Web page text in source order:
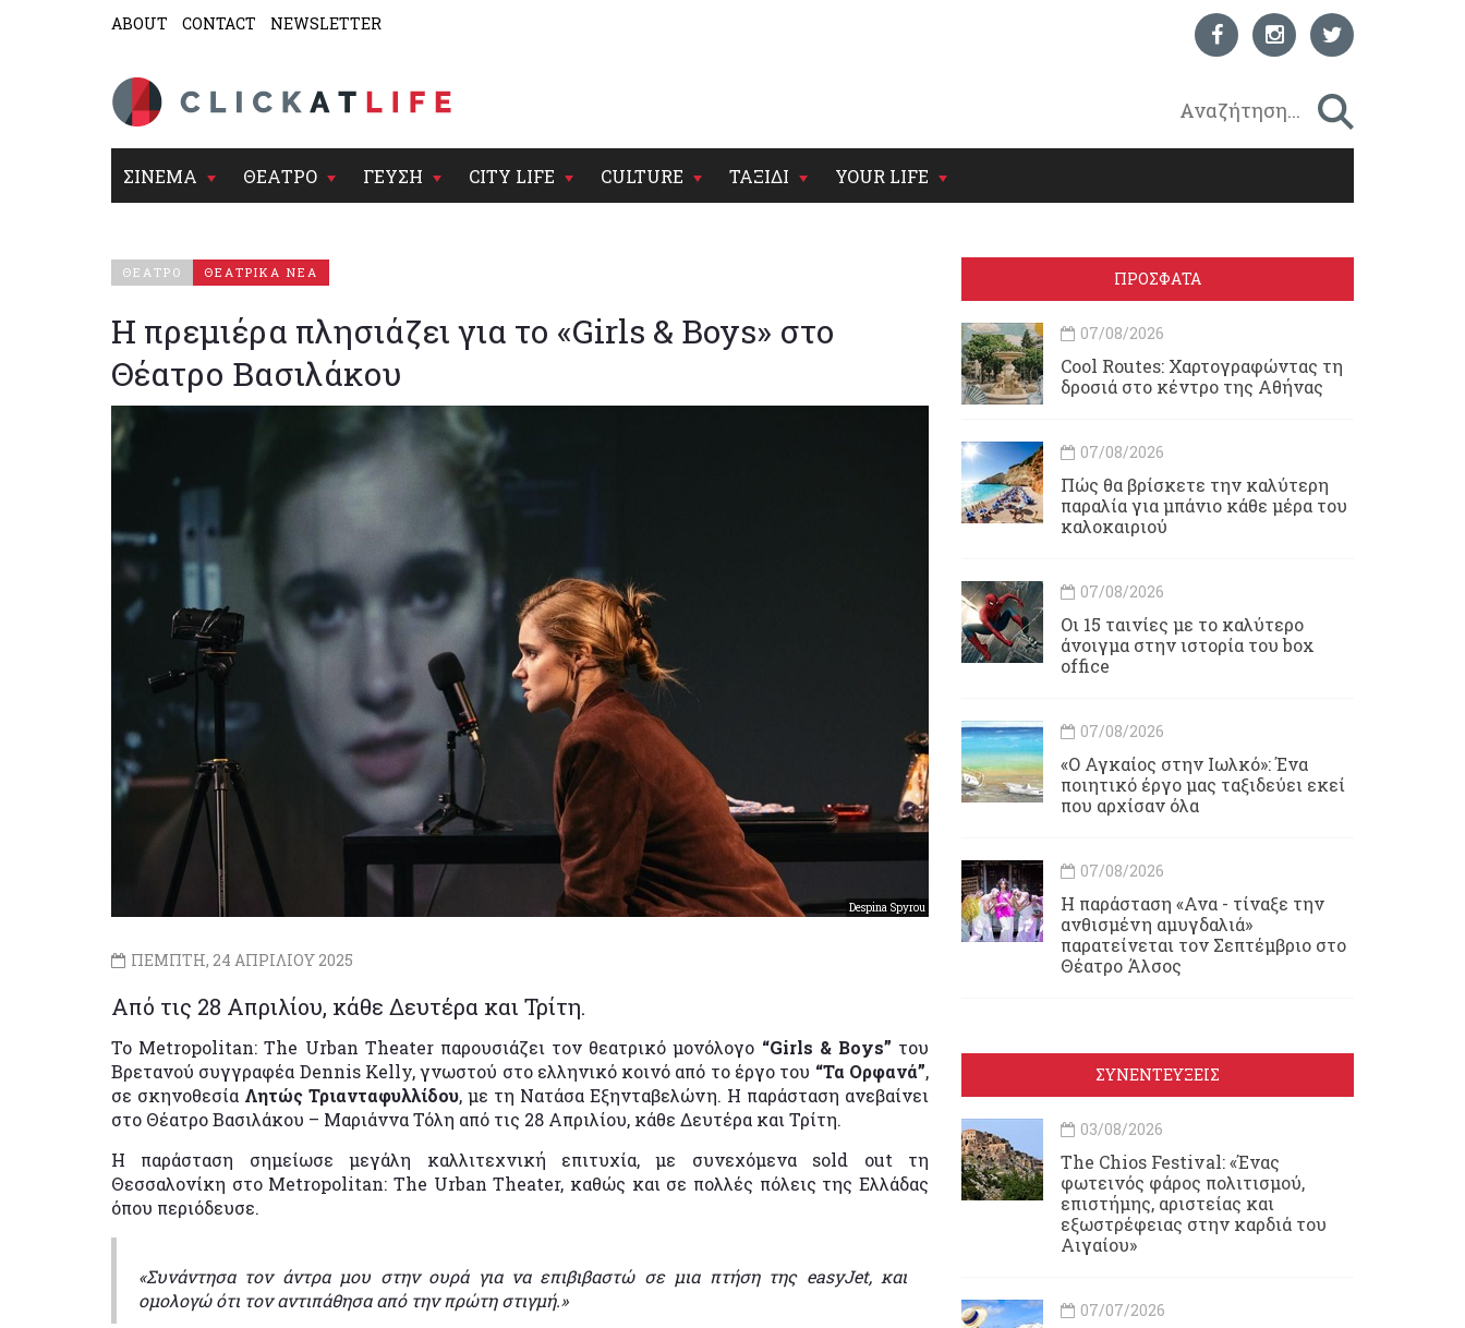
ABOUT CONTACT NEWSLETTER
ΣΙΝΕΜΑ ΘΕΑΤΡΟ ΓΕΥΣΗ CITY LIFE CULTURE ΤΑΞΙΔΙ YOUR LIFE
ΘΕΑΤΡΟ ΘΕΑΤΡΙΚΑ ΝΕΑ
Η πρεμιέρα πλησιάζει για το «Girls & Boys» στο
Θέατρο Βασιλάκου
Despina Spyrou
ΠΕΜΠΤΗ, 24 ΑΠΡΙΛΙΟΥ 2025
Aπό τις 28 Απριλίου, κάθε Δευτέρα και Τρίτη.
Το Metropolitan: The Urban Theater παρουσιάζει τον θεατρικό μονόλογο “Girls & Boys” του
Βρετανού συγγραφέα Dennis Kelly, γνωστού στο ελληνικό κοινό από το έργο του “Τα Ορφανά”,
σε σκηνοθεσία Λητώς Τριανταφυλλίδου, με τη Νατάσα Εξηνταβελώνη. Η παράσταση ανεβαίνει
στο Θέατρο Βασιλάκου – Μαριάννα Τόλη από τις 28 Απριλίου, κάθε Δευτέρα και Τρίτη.
Η παράσταση σημείωσε μεγάλη καλλιτεχνική επιτυχία, με συνεχόμενα sold out τη
Θεσσαλονίκη στο Metropolitan: The Urban Theater, καθώς και σε πολλές πόλεις της Ελλάδας
όπου περιόδευσε.
«Συνάντησα τον άντρα μου στην ουρά για να επιβιβαστώ σε μια πτήση της easyJet, και
ομολογώ ότι τον αντιπάθησα από την πρώτη στιγμή.»
ΠΡΟΣΦΑΤΑ
07/08/2026
Cool Routes: Χαρτογραφώντας τη
δροσιά στο κέντρο της Αθήνας
07/08/2026
Πώς θα βρίσκετε την καλύτερη
παραλία για μπάνιο κάθε μέρα του
καλοκαιριού
07/08/2026
Οι 15 ταινίες με το καλύτερο
άνοιγμα στην ιστορία του box
office
07/08/2026
«Ο Αγκαίος στην Ιωλκό»: Ένα
ποιητικό έργο μας ταξιδεύει εκεί
που αρχίσαν όλα
07/08/2026
Η παράσταση «Ανα - τίναξε την
ανθισμένη αμυγδαλιά»
παρατείνεται τον Σεπτέμβριο στο
Θέατρο Άλσος
ΣΥΝΕΝΤΕΥΞΕΙΣ
03/08/2026
Τhe Chios Festival: «Ένας
φωτεινός φάρος πολιτισμού,
επιστήμης, αριστείας και
εξωστρέφειας στην καρδιά του
Αιγαίου»
07/07/2026